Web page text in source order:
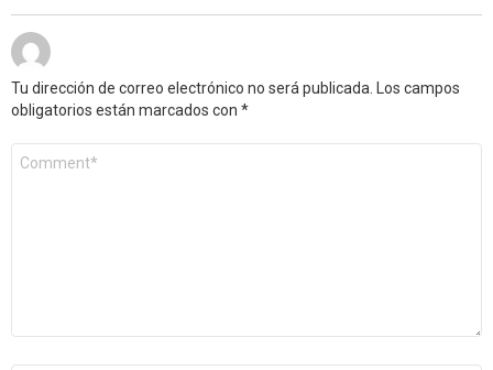
Tu dirección de correo electrónico no será publicada.
Los campos
obligatorios están marcados con *